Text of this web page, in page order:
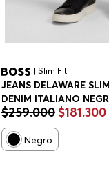
| Slim Fit
JEANS DELAWARE
DENIM ITALIANO
SLIM FIT HOMBRE
$259.000 $181.300
Negro